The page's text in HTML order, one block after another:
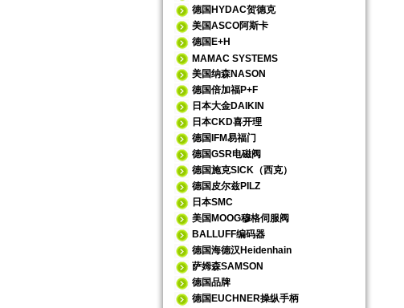
德国HYDAC贺德克
美国ASCO阿斯卡
德国E+H
MAMAC SYSTEMS
美国纳森NASON
德国倍加福P+F
日本大金DAIKIN
日本CKD喜开理
德国IFM易福门
德国GSR电磁阀
德国施克SICK（西克）
德国皮尔兹PILZ
日本SMC
美国MOOG穆格伺服阀
BALLUFF编码器
德国海德汉Heidenhain
萨姆森SAMSON
德国品牌
德国EUCHNER操纵手柄